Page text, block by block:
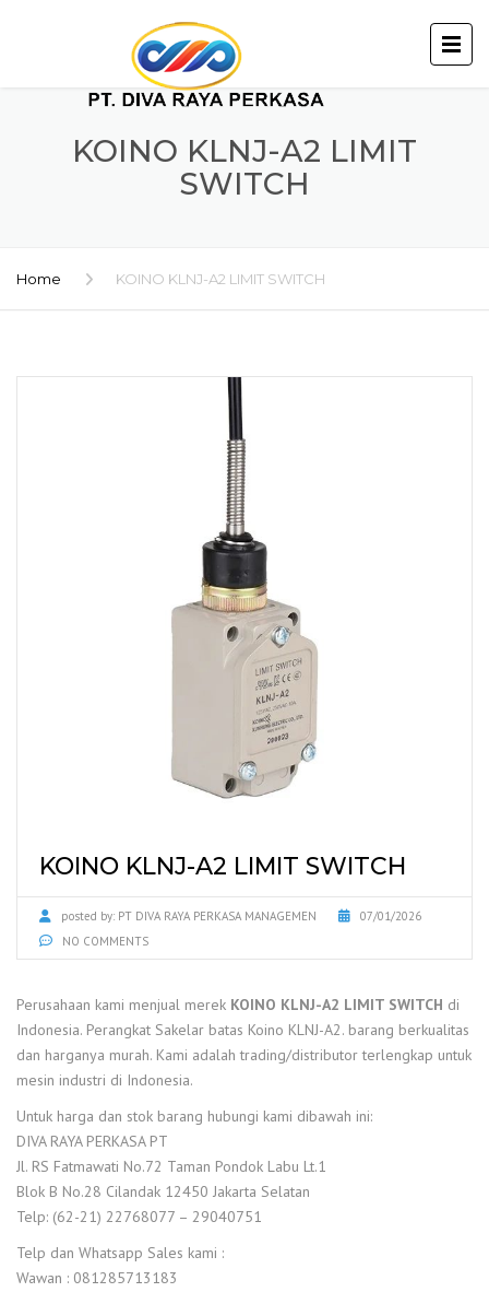
KOINO KLNJ-A2 LIMIT
SWITCH
Home KOINO KLNJ-A2 LIMIT SWITCH
KOINO KLNJ-A2 LIMIT SWITCH
posted by: PT DIVA RAYA PERKASA MANAGEMEN
07/01/2026
NO COMMENTS
Perusahaan kami menjual merek KOINO KLNJ-A2 LIMIT SWITCH di
Indonesia. Perangkat Sakelar batas Koino KLNJ-A2. barang berkualitas
dan harganya murah. Kami adalah trading/distributor terlengkap untuk
mesin industri di Indonesia.
Untuk harga dan stok barang hubungi kami dibawah ini:
DIVA RAYA PERKASA PT
Jl. RS Fatmawati No.72 Taman Pondok Labu Lt.1
Blok B No.28 Cilandak 12450 Jakarta Selatan
Telp: (62-21) 22768077 – 29040751
Telp dan Whatsapp Sales kami :
Wawan : 081285713183